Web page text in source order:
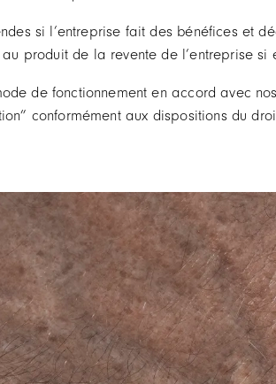
si l’entreprise fait des bénéfices et
produit de la revente de l’entreprise si
de fonctionnement en accord avec
conformément aux dispositions du